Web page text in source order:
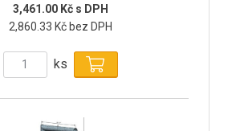
3,461.00 Kč s DPH
2,860.33 Kč bez DPH
ks